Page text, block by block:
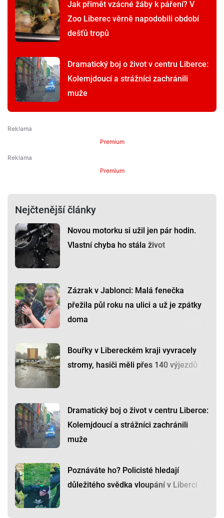
Jak přimět vzácné žáby k páření? V
Zoo Liberec věrně napodobili období
dešťů tropů
Dramatický boj o život v centru Liberce:
Kolemjdoucí a strážníci zachránili
muže
Premium
Premium
Nejčtenější články
Novou motorku si užil jen pár hodin.
Vlastní chyba ho stála život
Zázrak v Jablonci: Malá fenečka
přežila půl roku na ulici a už je zpátky
doma
Bouřky v Libereckém kraji vyvracely
stromy, hasiči měli přes 140 výjezdů
Dramatický boj o život v centru Liberce:
Kolemjdoucí a strážníci zachránili
muže
Poznáváte ho? Policisté hledají
důležitého svědka vloupání v Liberci